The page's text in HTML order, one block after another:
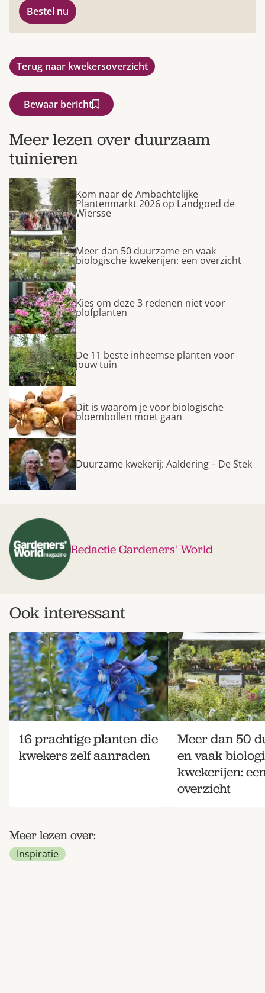
Bestel nu
Terug naar kwekersoverzicht
Bewaar bericht
Meer lezen over duurzaam
tuinieren
Kom naar de Ambachtelijke
Plantenmarkt 2026 op Landgoed de
Wiersse
Meer dan 50 duurzame en vaak
biologische kwekerijen: een overzicht
Kies om deze 3 redenen niet voor
plofplanten
De 11 beste inheemse planten voor
jouw tuin
Dit is waarom je voor biologische
bloembollen moet gaan
Duurzame kwekerij: Aaldering – De Stek
Redactie Gardeners' World
Ook interessant
16 prachtige planten die
kwekers zelf aanraden
Meer dan 50
en vaak
kwekerijen:
overzicht
Meer lezen over:
Inspiratie